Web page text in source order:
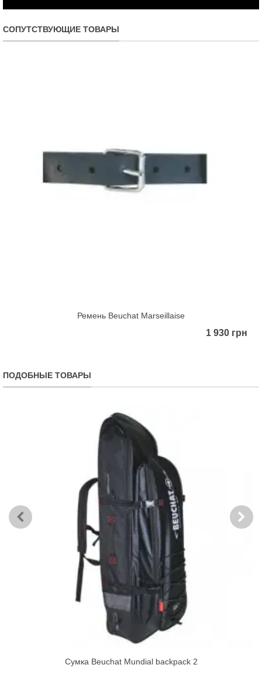
СОПУТСТВУЮЩИЕ ТОВАРЫ
Ремень Beuchat Marseillaise
1 930 грн
ПОДОБНЫЕ ТОВАРЫ
Сумка Beuchat Mundial backpack 2